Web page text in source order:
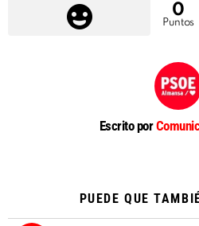
0
Puntos
Escrito por
PUEDE QUE